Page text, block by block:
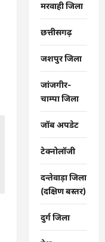
मरवाही जिला
छत्तीसगढ़
जशपुर जिला
जांजगीर-
चाम्पा जिला
जॉब अपडेट
टेक्नोलॉजी
दन्तेवाड़ा जिला
(दक्षिण बस्तर)
दुर्ग जिला